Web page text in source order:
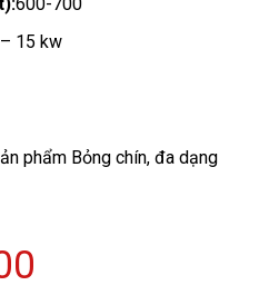
15 kw
phẩm Bỏng chín, đa dạng